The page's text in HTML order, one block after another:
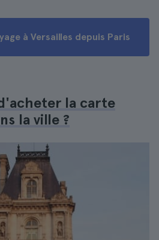
à Versailles depuis Paris
la carte
la ville ?